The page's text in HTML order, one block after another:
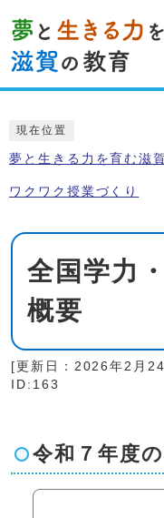
現在位置
夢と生きる力を育む滋
ワクワク授業づくり
全国学力
概要
[更新日： 2026年2月24
ID:163
令和７年度